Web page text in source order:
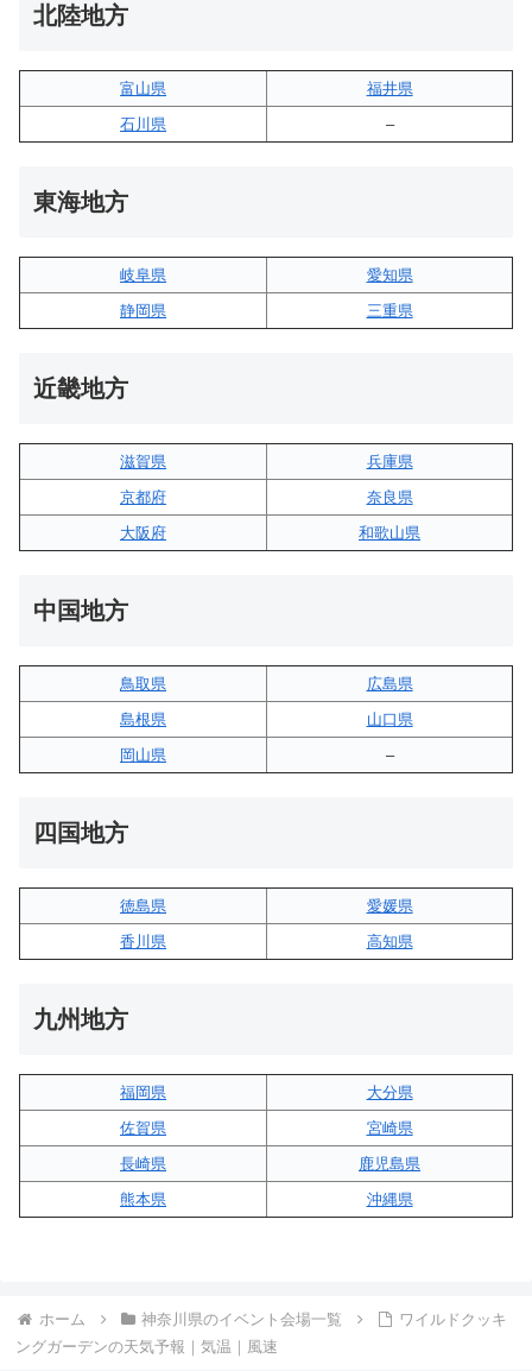
北陸地方
富山県
福井県
石川県
–
東海地方
岐阜県
愛知県
静岡県
三重県
近畿地方
滋賀県
兵庫県
京都府
奈良県
大阪府
和歌山県
中国地方
鳥取県
広島県
島根県
山口県
岡山県
–
四国地方
徳島県
愛媛県
香川県
高知県
九州地方
福岡県
大分県
佐賀県
宮崎県
長崎県
鹿児島県
熊本県
沖縄県
ホーム 神奈川県のイベント会場一覧
ワイルドクッキ
ングガーデンの天気予報｜気温｜風速